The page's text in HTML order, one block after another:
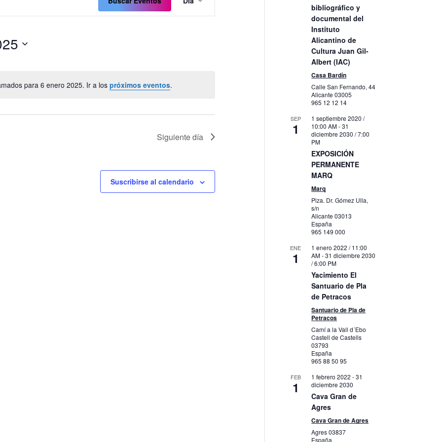
Aviso
para 6 enero 2025. Ir a lospróximos eventos.
Siguiente día
Suscribirse al calendario
bibliográfico y
documental del
Instituto
Alicantino de
Cultura Juan Gil-
Albert (IAC)
Casa Bardín
Calle San Fernando, 44
Alicante03005
965 12 12 14
SEP
1
1 septiembre 2020 /
10:00 AM-31
diciembre 2030 / 7:00
PM
EXPOSICIÓN
PERMANENTE
MARQ
Marq
Plza. Dr. Gómez Ulla,
s/n
Alicante03013
España
965 149 000
ENE
1
1 enero 2022 / 11:00
AM-31 diciembre 2030
/ 6:00 PM
Yacimiento El
Santuario de Pla
de Petracos
Santuario de Pla de
Petracos
Camí a la Vall d´Ebo
Castell de Castells
03793
España
965 88 50 95
FEB
1
1 febrero 2022 -31
diciembre 2030
Cava Gran de
Agres
Cava Gran de Agres
Agres03837
España